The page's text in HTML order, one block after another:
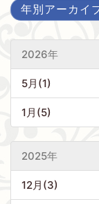
年別アーカイ
2026年
5月(1)
1月(5)
2025年
12月(3)